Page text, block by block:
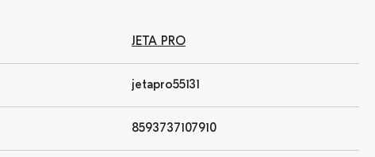
JETA PRO
jetapro55131
8593737107910